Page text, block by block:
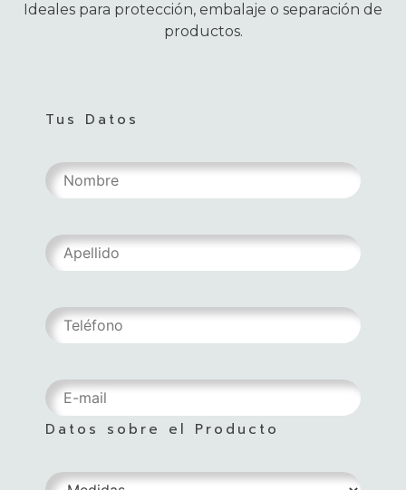
Ideales para protección, embalaje o separación de
productos.
Tus Datos
Datos sobre el Producto